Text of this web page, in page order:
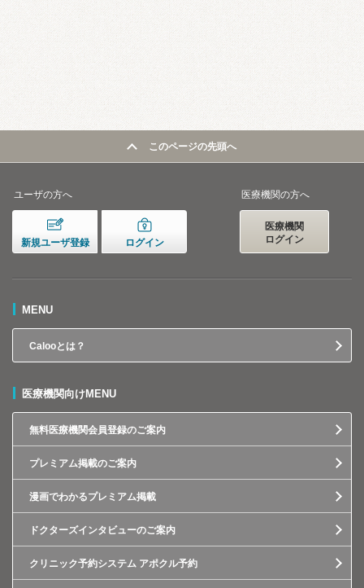
このページの先頭へ
ユーザの方へ
新規ユーザ登録 ログイン
医療機関の方へ
医療機関
ログイン
MENU
Calooとは？
医療機関向けMENU
無料医療機関会員登録のご案内
プレミアム掲載のご案内
漫画でわかるプレミアム掲載
ドクターズインタビューのご案内
クリニック予約システム アポクル予約